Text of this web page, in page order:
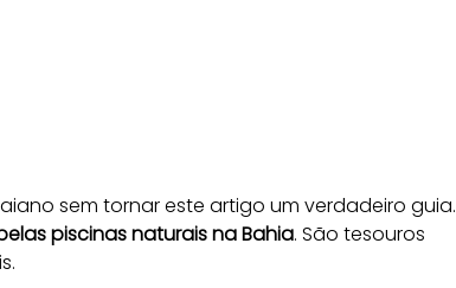
sem tornar este artigo um verdadeiro guia.
piscinas naturais na Bahia. São tesouros